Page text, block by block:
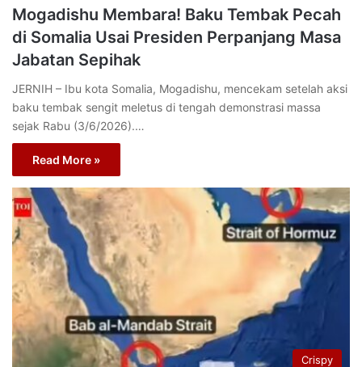
Mogadishu Membara! Baku Tembak Pecah
di Somalia Usai Presiden Perpanjang Masa
Jabatan Sepihak
JERNIH – Ibu kota Somalia, Mogadishu, mencekam setelah aksi
baku tembak sengit meletus di tengah demonstrasi massa
sejak Rabu (3/6/2026).…
Read More »
Crispy